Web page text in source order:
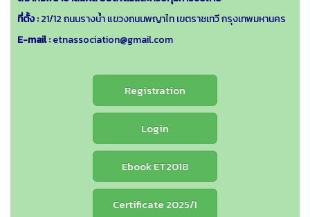
ที่ตั้ง :21/12 ถนนรางน้ำ แขวงถนนพญาไท เขตราชเทวี กรุงเทพมหานคร
E-mail :etnassociation@gmail.com
Registration
Login
Ebook ET2018
Certificate 2025/1